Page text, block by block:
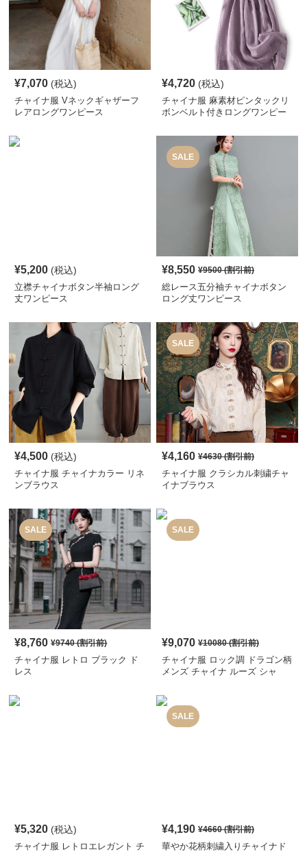
¥7,070 (税込)
チャイナ服 Vネックギャザーフ
レアロングワンピース
¥4,720 (税込)
チャイナ服 麻素材ピンタックリ
ボンベルト付きロングワンピー
¥5,200 (税込)
立襟チャイナボタン半袖ロング
丈ワンピース
SALE
¥8,550 ¥9500(割引前)
総レース五分袖チャイナボタン
ロング丈ワンピース
¥4,500 (税込)
チャイナ服 チャイナカラー リネ
ンブラウス
SALE
¥4,160 ¥4630(割引前)
チャイナ服 クラシカル刺繍チャ
イナブラウス
SALE
¥8,760 ¥9740(割引前)
チャイナ服 レトロ ブラック ド
レス
SALE
¥9,070 ¥10080(割引前)
チャイナ服 ロック調 ドラゴン柄
メンズ チャイナ ルーズ シャ
¥5,320 (税込)
チャイナ服 レトロエレガント チ
SALE
¥4,190 ¥4660(割引前)
華やか花柄刺繍入りチャイナド